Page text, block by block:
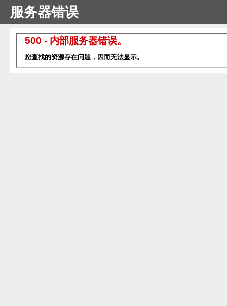
服务器错误
500 - 内部服务器错误。
您查找的资源存在问题，因而无法显示。